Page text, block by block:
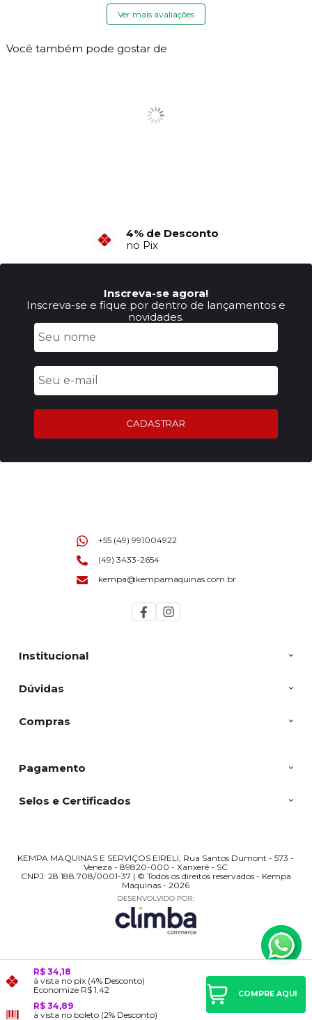
Ver mais avaliações
Você também pode gostar de
4% de Desconto
no Pix
6X Sem Juros
no Cartão de Crédito
Inscreva-se agora!
Inscreva-se e fique por dentro de lançamentos e
novidades.
CADASTRAR
Institucional
Dúvidas
Compras
+55 (49) 991004922
(49) 3433-2654
kempa@kempamaquinas.com.br
Pagamento
Selos e Certificados
KEMPA MAQUINAS E SERVIÇOS EIRELI, Rua Santos Dumont - 573 -
Veneza - 89820-000 - Xanxerê - SC
CNPJ: 28.188.708/0001-37 | © Todos os direitos reservados - Kempa
Máquinas - 2026
R$ 34,18
à vista no pix (4% Desconto)
Economize R$ 1,42
R$ 34,89
à vista no boleto (2% Desconto)
COMPRE AQUI